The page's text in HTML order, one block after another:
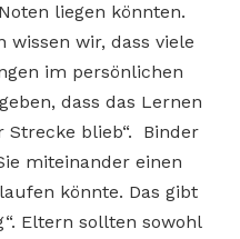
liegen könnten.
wissen wir, dass viele
im persönlichen
dass das Lernen
blieb“. Binder
miteinander einen
könnte. Das gibt
Eltern sollten sowohl